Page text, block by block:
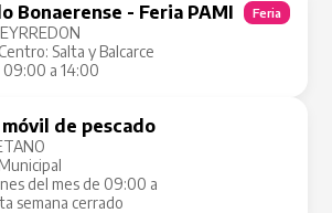
Bonaerense - Feria PAMI
Salta y Balcarce
09:00 a 14:00
Feria
de pescado
del mes de 09:00 a
semana cerrado